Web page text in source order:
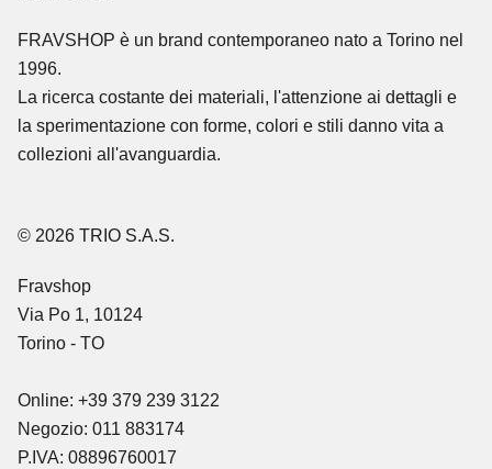
FRAVSHOP è un brand contemporaneo nato a Torino nel
1996.
La ricerca costante dei materiali, l'attenzione ai dettagli e
la sperimentazione con forme, colori e stili danno vita a
collezioni all'avanguardia.
© 2026 TRIO S.A.S.
Fravshop
Via Po 1, 10124
Torino - TO
Online: +39 379 239 3122
Negozio: 011 883174
P.IVA: 08896760017